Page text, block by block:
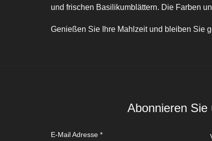
und frischen Basilikumblättern. Die Farben
Genießen Sie Ihre Mahlzeit und bleiben Sie
Abonnieren Sie
E-Mail Adresse *